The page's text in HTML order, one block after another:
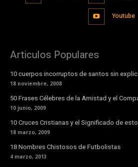
Youtube
Articulos Populares
10 cuerpos incorruptos de santos sin
18 noviembre, 2008
50 Frases Célebres de la Amistad y el
10 junio, 2009
10 Cruces Cristianas y el Significado de
18 marzo, 2009
18 Nombres Chistosos de Futbolistas
4 marzo, 2013